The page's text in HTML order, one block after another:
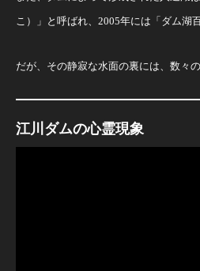
こ）」と呼ばれ、2005年には「ダム湖
だが、その静寂な水面の裏には、数々
江川ダムの心霊現象